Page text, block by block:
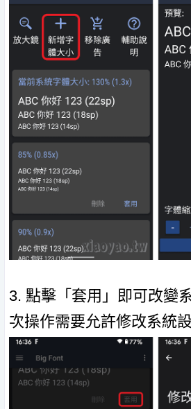
3. 點擊「套用」即可改變
次操作需要允許修改系統